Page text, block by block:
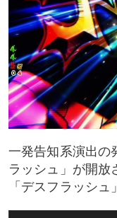
一発告知系演出の
ラッシュ」が開放
「デスフラッシ